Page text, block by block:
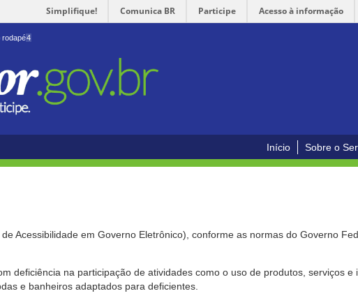
Simplifique! Comunica BR Participe Acesso à informação
rodapé4
Início Sobre o
Acessibilidade em Governo Eletrônico), conforme as normas do Governo
deficiência na participação de atividades como o uso de produtos, serviços
e banheiros adaptados para deficientes.